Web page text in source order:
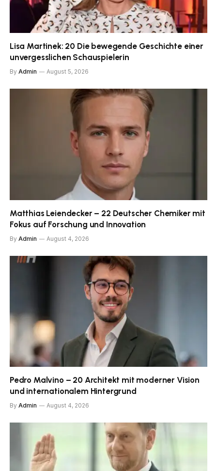
Lisa Martinek: 20 Die bewegende Geschichte einer
unvergesslichen Schauspielerin
By Admin August 5, 2026
Matthias Leiendecker – 22 Deutscher Chemiker mit
Fokus auf Forschung und Innovation
By Admin August 4, 2026
Pedro Malvino – 20 Architekt mit moderner Vision
und internationalem Hintergrund
By Admin August 4, 2026